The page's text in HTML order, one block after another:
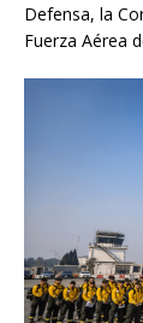
Defensa, la
Fuerza Aérea